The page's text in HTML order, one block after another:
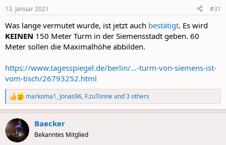
13. Januar 2021 #31
Was lange vermutet wurde, ist jetzt auch bestätigt. Es wird
KEINEN 150 Meter Turm in der Siemensstadt geben. 60
Meter sollen die Maximalhöhe abbilden.
https://www.tagesspiegel.de/berlin/...-turm-von-siemens-ist-
vom-tisch/26793252.html
R
e
a
c
t
i
markoma1, Jonas96, F.zuTonneand 3 others
Baecker
Bekanntes Mitglied